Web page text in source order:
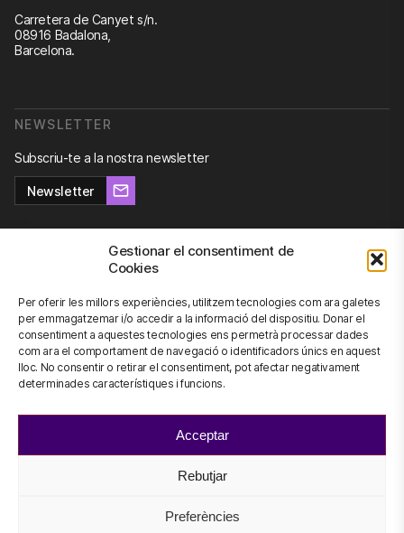
Gestionar el consentiment de
Cookies
Per oferir les millors experiències, utilitzem tecnologies com ara galetes
per emmagatzemar i/o accedir a la informació del dispositiu. Donar el
consentiment a aquestes tecnologies ens permetrà processar dades
com ara el comportament de navegació o identificadors únics en aquest
lloc. No consentir o retirar el consentiment, pot afectar negativament
determinades característiques i funcions.
Acceptar
Rebutjar
Preferències
Carretera de Canyet s/n.
08916 Badalona,
Barcelona.
NEWSLETTER
Subscriu-te a la nostra newsletter
Newsletter
CONTACTA'NS
info@scienhub.org
Politica de Privacitat